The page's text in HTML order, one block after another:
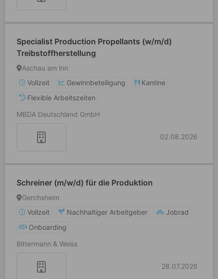
Specialist Production Propellants (w/m/d)
Treibstoffherstellung
Aschau am lnn
Vollzeit
Gewinnbeteiligung
Kantine
Flexible Arbeitszeiten
MBDA Deutschland GmbH
02.08.2026
Schreiner (m/w/d) für die Produktion
Gerchsheim
Vollzeit
Nachhaltiger Arbeitgeber
Jobrad
Onboarding
Bittermann & Weiss
28.07.2026